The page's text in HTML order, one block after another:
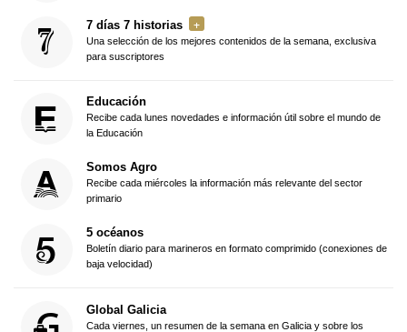
7 días 7 historias
Una selección de los mejores contenidos de la semana, exclusiva
para suscriptores
Educación
Recibe cada lunes novedades e información útil sobre el mundo de
la Educación
Somos Agro
Recibe cada miércoles la información más relevante del sector
primario
5 océanos
Boletín diario para marineros en formato comprimido (conexiones de
baja velocidad)
Global Galicia
Cada viernes, un resumen de la semana en Galicia y sobre los